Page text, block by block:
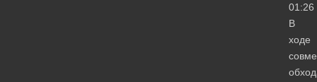
01:26
В
ходе